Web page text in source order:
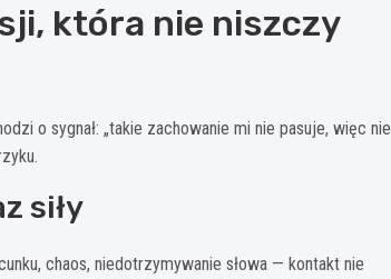
która nie niszczy
o sygnał: „takie zachowanie mi nie pasuje, więc nie
siły
chaos, niedotrzymywanie słowa — kontakt nie